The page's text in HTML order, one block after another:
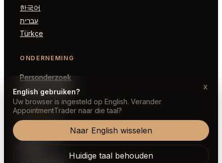
한국어
עברית
Türkçe
ONDERNEMING
Personderzoek
Partner worden
JURIDISCH
English gebruiken?
Uw browser is ingesteld op English. Verander
AppointmentTrader naar die taal?
Naar English wisselen
Huidige taal behouden
x